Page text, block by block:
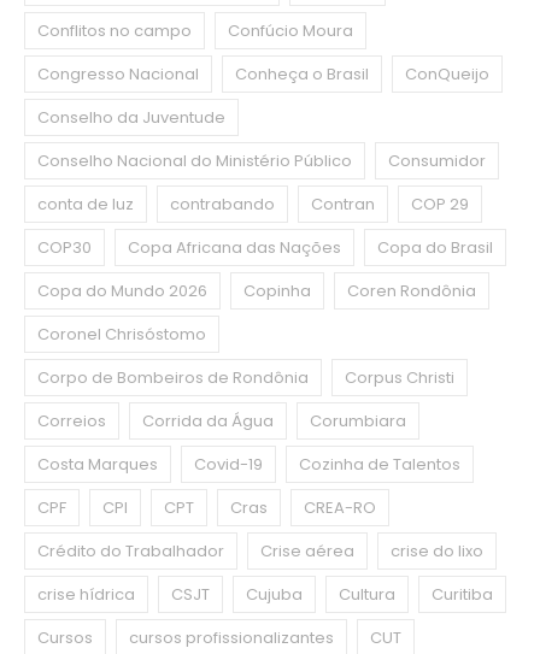
Conflitos no campo
Confúcio Moura
Congresso Nacional
Conheça o Brasil
ConQueijo
Conselho da Juventude
Conselho Nacional do Ministério Público
Consumidor
conta de luz
contrabando Contran
COP 29
COP30
Copa Africana das Nações
Copa do Brasil
Copa do Mundo 2026
Copinha
Coren Rondônia
Coronel Chrisóstomo
Corpo de Bombeiros de Rondônia
Corpus Christi
Correios
Corrida da Água
Corumbiara
Costa Marques
Covid-19
Cozinha de Talentos
CPF
CPI CPT Cras
CREA-RO
Crédito do Trabalhador
Crise aérea
crise do lixo
crise hídrica
CSJT Cujuba Cultura
Curitiba
Cursos
cursos profissionalizantes
CUT